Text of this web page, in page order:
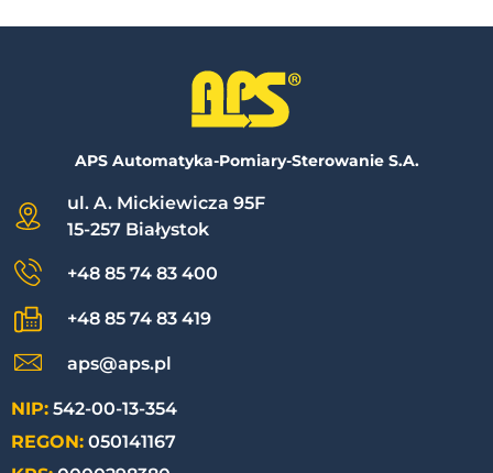
APS Automatyka-Pomiary-Sterowanie S.A.
ul. A. Mickiewicza 95F
15-257 Białystok
+48 85 74 83 400
+48 85 74 83 419
aps@aps.pl
NIP: 542-00-13-354
REGON: 050141167